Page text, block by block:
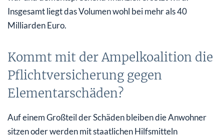
Insgesamt liegt das Volumen wohl bei mehr als 40
Milliarden Euro.
Kommt mit der Ampelkoalition die
Pflichtversicherung gegen
Elementarschäden?
Auf einem Großteil der Schäden bleiben die Anwohner
sitzen oder werden mit staatlichen Hilfsmitteln